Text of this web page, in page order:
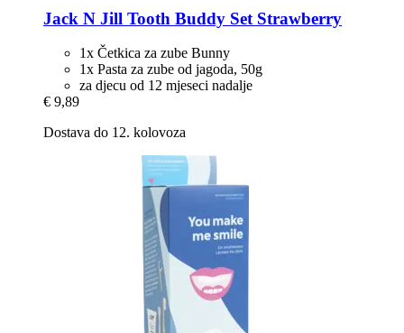
Jack N Jill Tooth Buddy Set Strawberry
1x Četkica za zube Bunny
1x Pasta za zube od jagoda, 50g
za djecu od 12 mjeseci nadalje
€ 9,89
Dostava do 12. kolovoza